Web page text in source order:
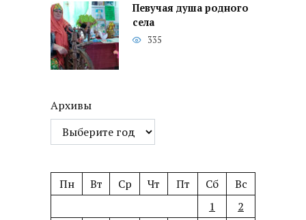
Певучая душа родного
села
335
Архивы
Пн Вт Ср Чт Пт Сб
Вс
1
2